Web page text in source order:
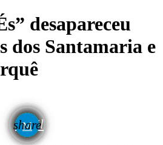
desapareceu
dos Santamaria e
share
email